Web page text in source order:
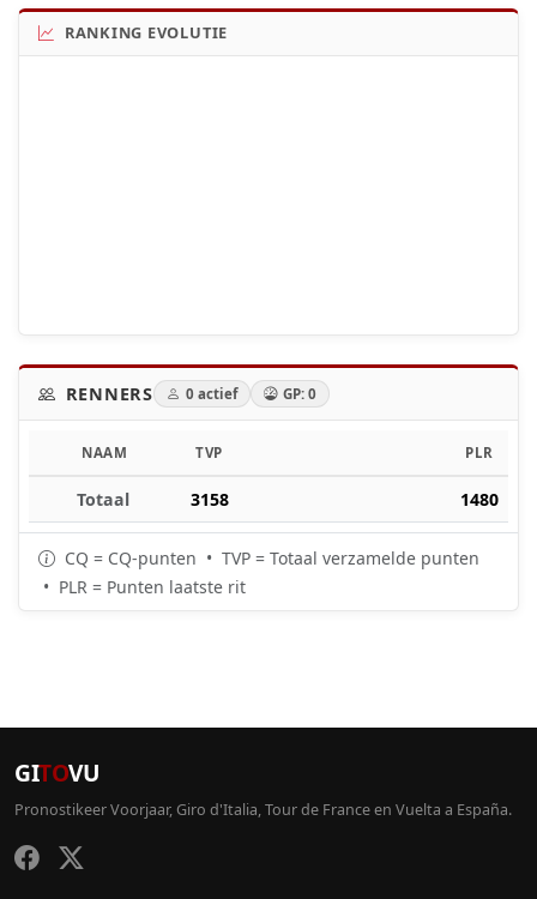
RANKING EVOLUTIE
RENNERS 0 actief GP: 0
NAAM TVP PLR
Totaal 3158 1480
CQ = CQ-punten • TVP = Totaal verzamelde punten
• PLR = Punten laatste rit
GITOVU
Pronostikeer Voorjaar, Giro d'Italia, Tour de France en Vuelta a España.